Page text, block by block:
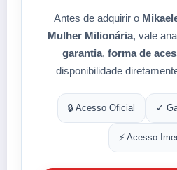
Antes de adquirir o
Mulher Milionária, vale
garantia, forma de
disponibilidade
🔒 Acesso Oficial ✓
⚡ Acesso